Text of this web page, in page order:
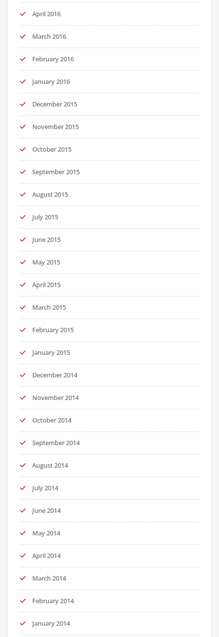
April 2016
March 2016
February 2016
January 2016
December 2015
November 2015
October 2015
September 2015
August 2015
July 2015
June 2015
May 2015
April 2015
March 2015
February 2015
January 2015
December 2014
November 2014
October 2014
September 2014
August 2014
July 2014
June 2014
May 2014
April 2014
March 2014
February 2014
January 2014